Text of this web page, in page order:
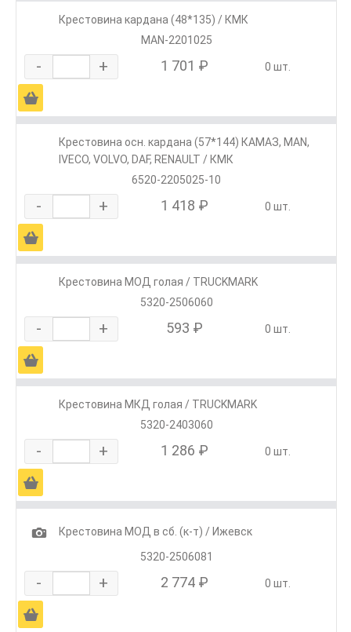
Крестовина кардана (48*135) / КМК
MAN-2201025
- + 1 701 ₽ 0 шт.
Ä
Крестовина осн. кардана (57*144) КАМАЗ, МАN,
IVECO, VOLVO, DAF, RENAULT / КМК
6520-2205025-10
- + 1 418 ₽ 0 шт.
Ä
Крестовина МОД голая / TRUCKMARK
5320-2506060
- + 593 ₽ 0 шт.
Ä
Крестовина МКД голая / TRUCKMARK
5320-2403060
- + 1 286 ₽ 0 шт.
Ä
1
Крестовина МОД в сб. (к-т) / Ижевск
5320-2506081
- + 2 774 ₽ 0 шт.
Ä